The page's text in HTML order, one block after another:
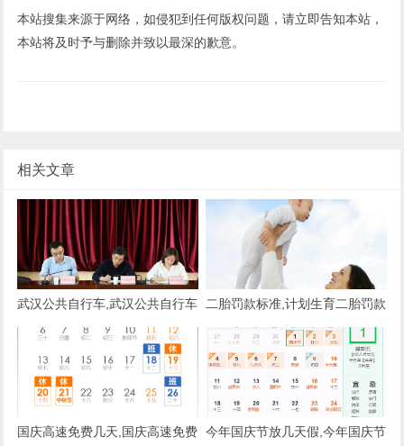
本站搜集来源于网络，如侵犯到任何版权问题，请立即告知本站，
本站将及时予与删除并致以最深的歉意。
相关文章
武汉公共自行车,武汉公共自行车
怎么租
二胎罚款标准,计划生育二胎罚款
标准
国庆高速免费几天,国庆高速免费 今年国庆节放几天假,今年国庆节